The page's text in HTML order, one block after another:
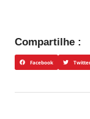
Compartilhe :
Facebook